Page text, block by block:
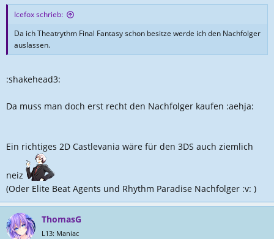
Icefox schrieb:
Da ich Theatrythm Final Fantasy schon besitze werde ich den Nachfolger
auslassen.
:shakehead3:
Da muss man doch erst recht den Nachfolger kaufen :aehja:
Ein richtiges 2D Castlevania wäre für den 3DS auch ziemlich
neiz
(Oder Elite Beat Agents und Rhythm Paradise Nachfolger :v: )
ThomasG
L13: Maniac